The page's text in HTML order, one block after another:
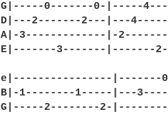
G|-----0-------0-|-----
D|---2-------2---|---
A|-3-------------|-
E|-------3-------|-------
e|----------------|-------
B|-1--------1-----|---
G|-----2--------2-